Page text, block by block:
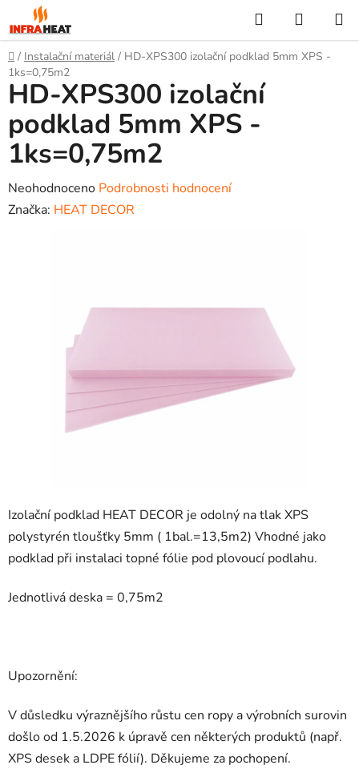
na
obsah
Hledat
KOŠÍK
Domů
/ Instalační materiál / HD-XPS300 izolační podklad 5mm XPS -
1ks=0,75m2
Izolační podklad HEAT DECOR je odolný na tlak XPS
polystyrén tloušťky 5mm ( 1bal.=13,5m2) Vhodné jako
podklad při instalaci topné fólie pod plovoucí podlahu.
Jednotlivá deska = 0,75m2
Upozornění:
V důsledku výraznějšího růstu cen ropy a výrobních surovin
došlo od 1.5.2026 k úpravě cen některých produktů (např.
XPS desek a LDPE fólií). Děkujeme za pochopení.
HD-XPS300 izolační
podklad 5mm XPS -
1ks=0,75m2
Průměrné
hodnocení
Neohodnoceno Podrobnosti hodnocení
Značka: HEAT DECOR